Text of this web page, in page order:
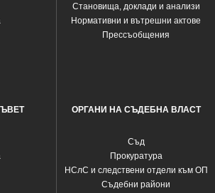
Становища, доклади и анализи
Нормативни и вътрешни актове
Прессъобщения
ОРГАНИ НА СЪДЕБНА ВЛАСТ
Съд
Прокуратура
НСлС и следствени отдели към ОП
Съдебни райони